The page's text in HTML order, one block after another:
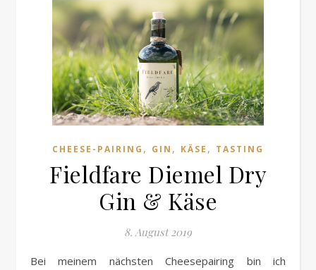
CHEESE-PAIRING , GIN , KÄSE , TASTING
Fieldfare Diemel Dry
Gin & Käse
8. August 2019
Bei meinem nächsten Cheesepairing bin ich